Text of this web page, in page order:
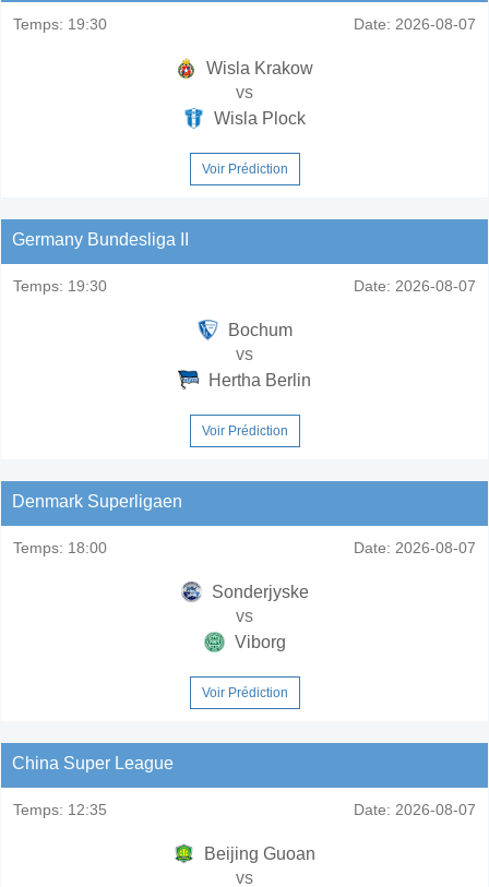
Temps: 19:30 Date: 2026-08-07
Wisla Krakow
vs
Wisla Plock
Voir Prédiction
Germany Bundesliga II
Temps: 19:30 Date: 2026-08-07
Bochum
vs
Hertha Berlin
Voir Prédiction
Denmark Superligaen
Temps: 18:00 Date: 2026-08-07
Sonderjyske
vs
Viborg
Voir Prédiction
China Super League
Temps: 12:35 Date: 2026-08-07
Beijing Guoan
vs